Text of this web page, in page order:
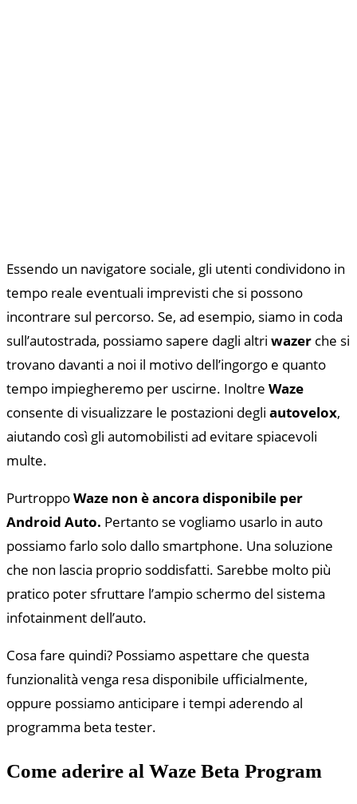
Essendo un navigatore sociale, gli utenti condividono in
tempo reale eventuali imprevisti che si possono
incontrare sul percorso. Se, ad esempio, siamo in coda
sull’autostrada, possiamo sapere dagli altri wazer che si
trovano davanti a noi il motivo dell’ingorgo e quanto
tempo impiegheremo per uscirne. Inoltre Waze
consente di visualizzare le postazioni degli autovelox,
aiutando così gli automobilisti ad evitare spiacevoli
multe.
PurtroppoWaze non è ancora disponibile per
Android Auto. Pertanto se vogliamo usarlo in auto
possiamo farlo solo dallo smartphone. Una soluzione
che non lascia proprio soddisfatti. Sarebbe molto più
pratico poter sfruttare l’ampio schermo del sistema
infotainment dell’auto.
Cosa fare quindi? Possiamo aspettare che questa
funzionalità venga resa disponibile ufficialmente,
oppure possiamo anticipare i tempi aderendo al
programma beta tester.
Come aderire al Waze Beta Program